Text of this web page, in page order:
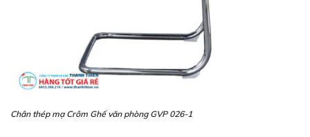
Chân thép mạ Crôm Ghế văn phòng GVP 026-1